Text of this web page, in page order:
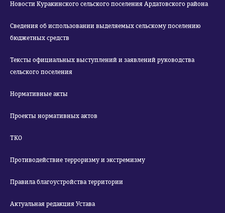
Новости Куракинского сельского поселения Ардатовского района
Сведения об использовании выделяемых сельскому поселению
бюджетных средств
Тексты официальных выступлений и заявлений руководства
сельского поселения
Нормативные акты
Проекты нормативных актов
ТКО
Противодействие терроризму и экстремизму
Правила благоустройства территории
Актуальная редакция Устава